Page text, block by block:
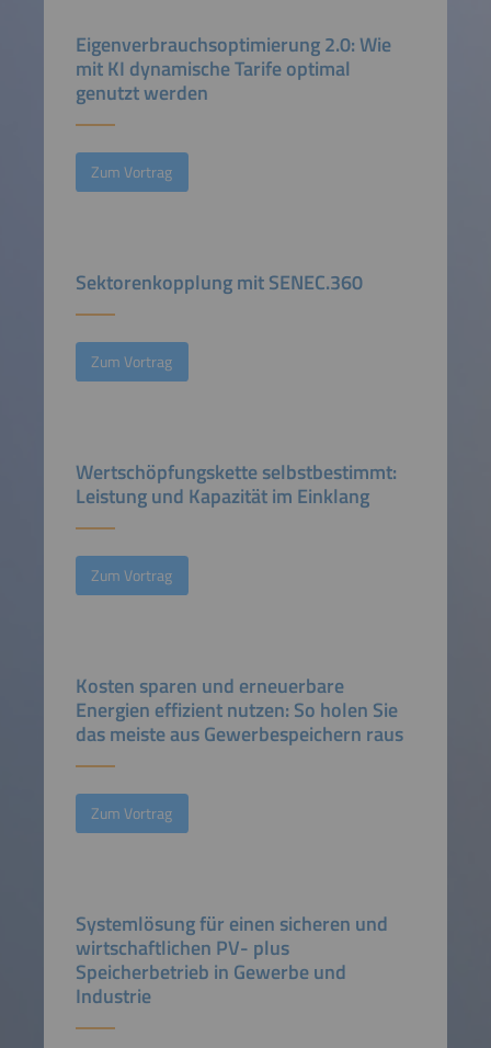
Eigenverbrauchsoptimierung 2.0: Wie
mit KI dynamische Tarife optimal
genutzt werden
Zum Vortrag
Sektorenkopplung mit SENEC.360
Zum Vortrag
Wertschöpfungskette selbstbestimmt:
Leistung und Kapazität im Einklang
Zum Vortrag
Kosten sparen und erneuerbare
Energien effizient nutzen: So holen Sie
das meiste aus Gewerbespeichern raus
Zum Vortrag
Systemlösung für einen sicheren und
wirtschaftlichen PV- plus
Speicherbetrieb in Gewerbe und
Industrie